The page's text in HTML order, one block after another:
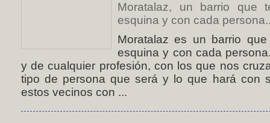
Moratalaz, un barrio que
esquina y con cada
Moratalaz es un barrio
esquina y con cada
y de cualquier profesión, con los que nos
tipo de persona que será y lo que hará con
estos vecinos con ...